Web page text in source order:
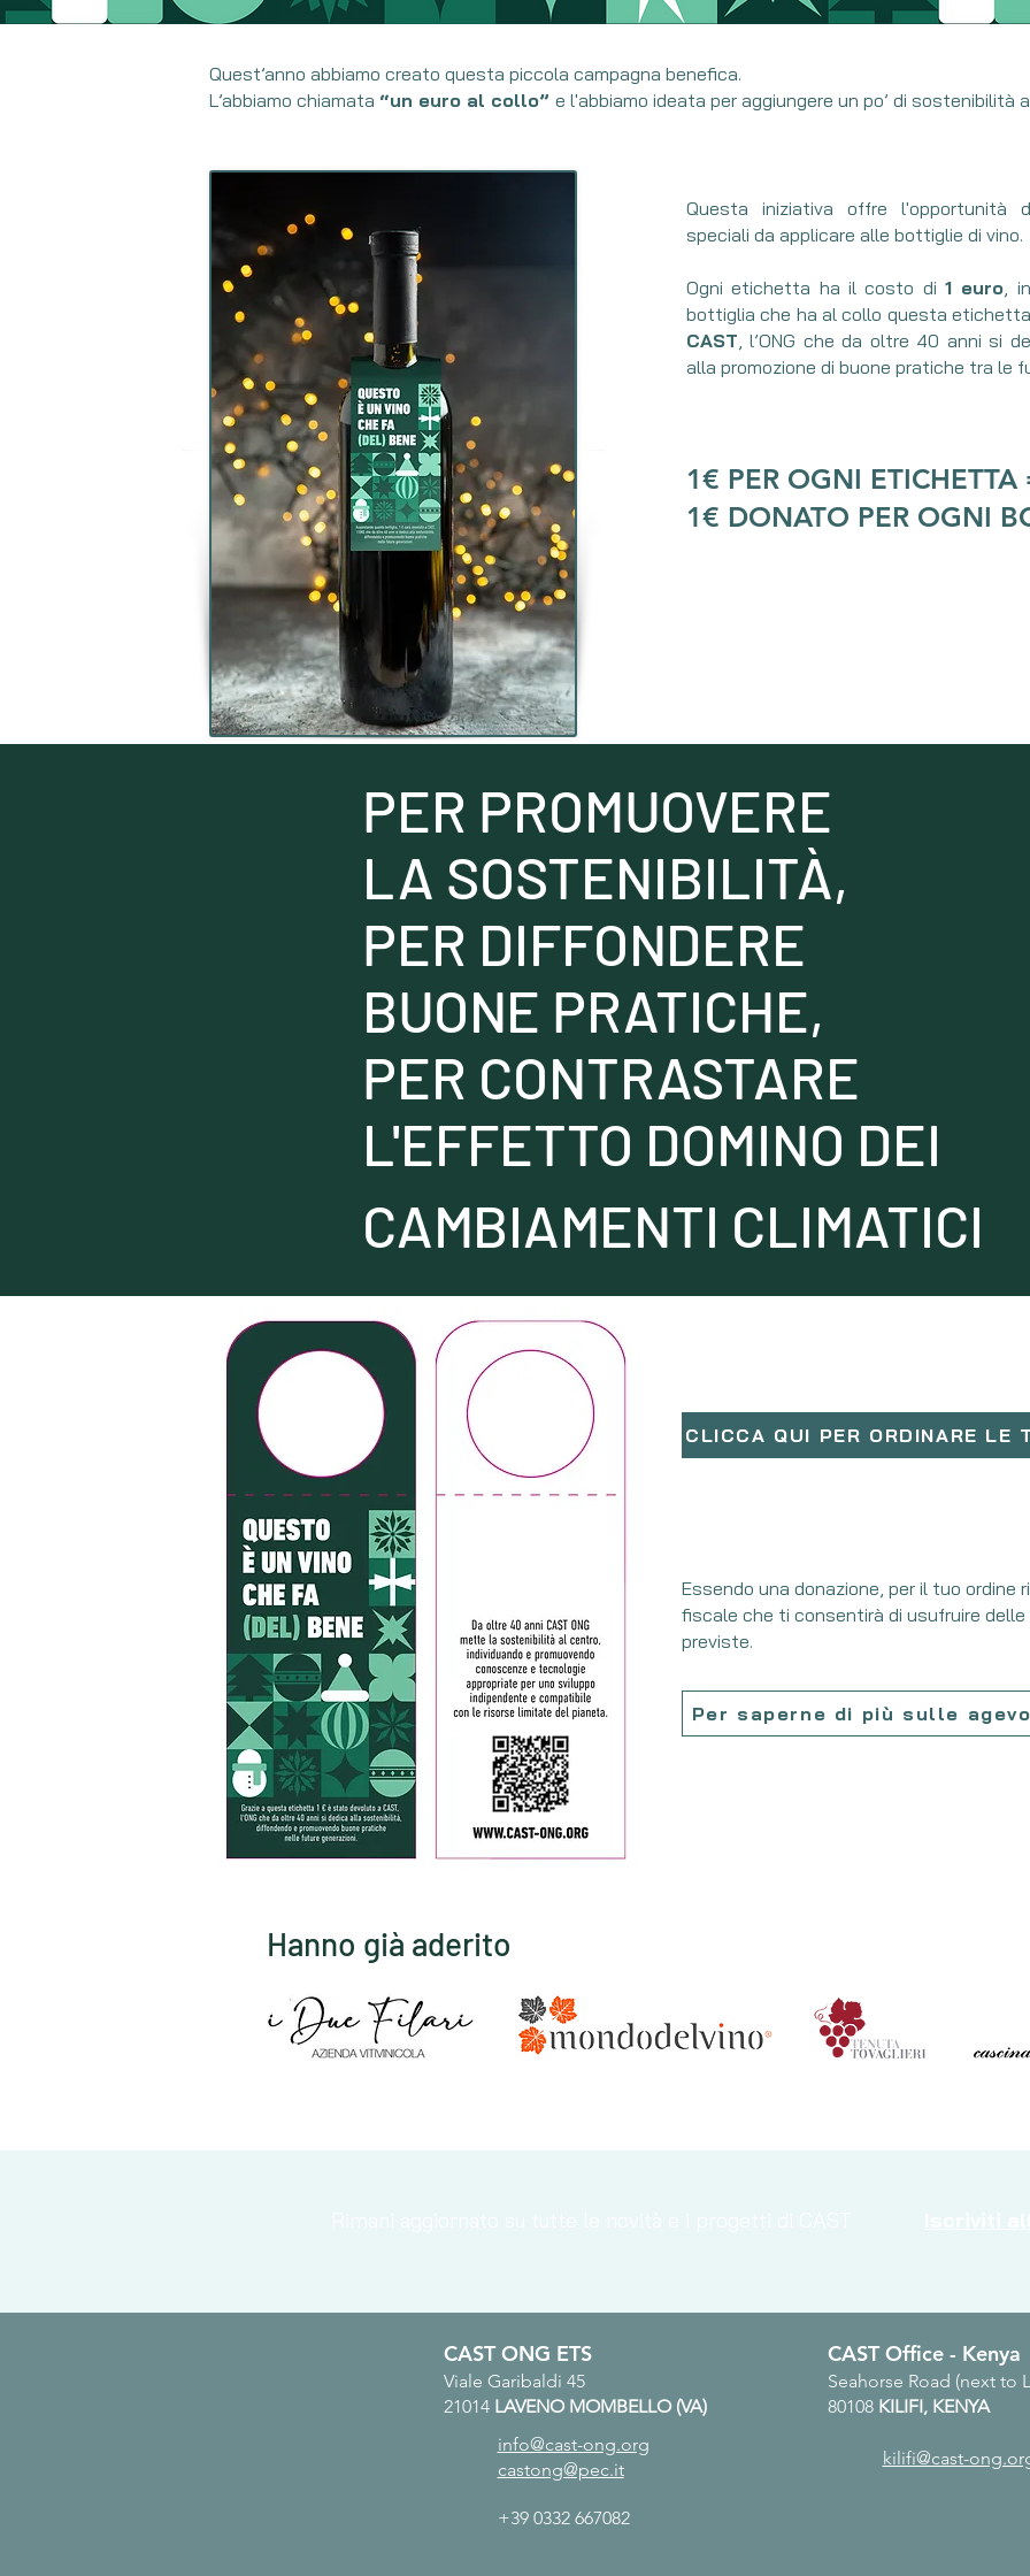
Quest’anno abbiamo creato questa piccola campagna benefica.
L’abbiamo chiamata “un euro al collo” e l'abbiamo ideata per aggiungere un po’ di sostenibilità
Questa iniziativa offre l'opportunità
speciali da applicare alle bottiglie di vino.
Ogni etichetta ha il costo di 1 euro,
bottiglia che ha al collo questa
CAST, l’ONG che da oltre 40 anni si
alla promozione di buone pratiche tra le
1€ PER OGNI ETICHETTA
1€ DONATO PER OGNI
PER PROMUOVERE
LA SOSTENIBILITÀ,
PER DIFFONDERE
BUONE PRATICHE,
PER CONTRASTARE
L'EFFETTO DOMINO DEI
CAMBIAMENTI CLIMATICI
CLICCA QUI PER ORDINARE LE
Essendo una donazione, per il tuo ordine
fiscale che ti consentirà di usufruire delle
previste.
Per saperne di più sulle
Hanno già aderito
CAST ONG ETS
Viale Garibaldi 45
21014 LAVENO MOMBELLO (VA)
info@cast-ong.org
castong@pec.it
+39 0332 667082
CAST Office - Kenya
Seahorse Road (next to
80108 KILIFI, KENYA
kilifi@cast-